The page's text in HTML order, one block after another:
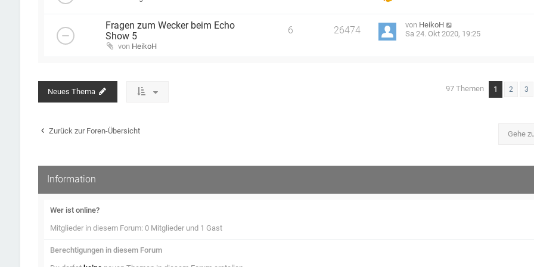
Fragen zum Wecker beim Echo
Show 5
von HeikoH
6 26474
von HeikoH
Sa 24. Okt 2020, 19:25
Neues Thema 97 Themen 1 2 3
Zurück zur Foren-Übersicht Gehe
Information
Wer ist online?
Mitglieder in diesem Forum: 0 Mitglieder und 1 Gast
Berechtigungen in diesem Forum